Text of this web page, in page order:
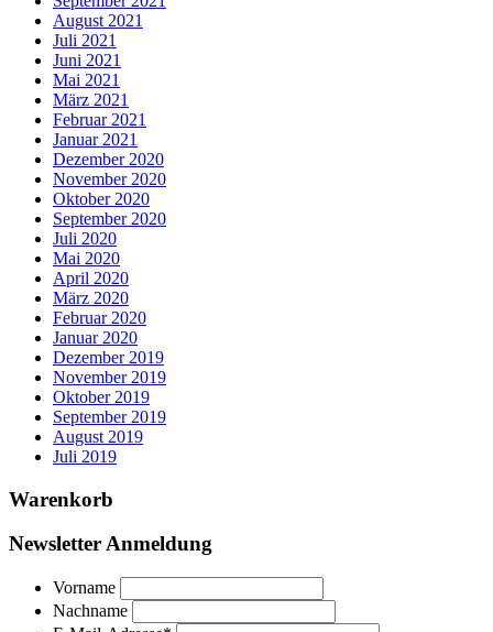
August 2021
Juli 2021
Juni 2021
Mai 2021
März 2021
Februar 2021
Januar 2021
Dezember 2020
November 2020
Oktober 2020
September 2020
Juli 2020
Mai 2020
April 2020
März 2020
Februar 2020
Januar 2020
Dezember 2019
November 2019
Oktober 2019
September 2019
August 2019
Juli 2019
Warenkorb
Newsletter Anmeldung
Vorname
Nachname